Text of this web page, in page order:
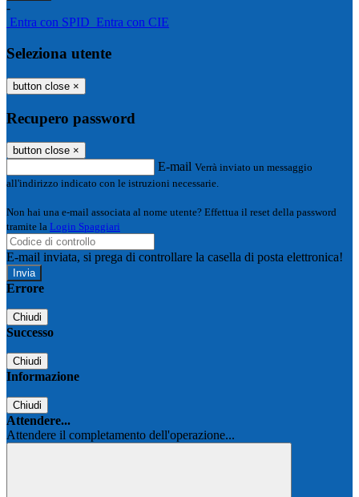
-
Entra con SPID Entra con CIE
Seleziona utente
button close ×
Recupero password
button close ×
E-mail Verrà inviato un messaggio
all'indirizzo indicato con le istruzioni necessarie.
Non hai una e-mail associata al nome utente? Effettua il reset della password
tramite la Login Spaggiari
E-mail inviata, si prega di controllare la casella di posta elettronica!
Errore
Chiudi
Successo
Chiudi
Informazione
Chiudi
Attendere...
Attendere il completamento dell'operazione...